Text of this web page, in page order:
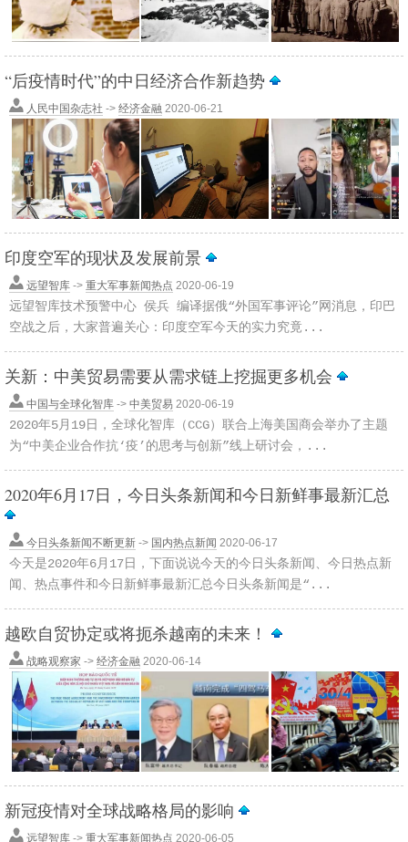
“后疫情时代”的中日经济合作新趋势
人民中国杂志社 -> 经济金融 2020-06-21
印度空军的现状及发展前景
远望智库 -> 重大军事新闻热点 2020-06-19
远望智库技术预警中心 侯兵 编译据俄“外国军事评论”网消息，印巴
空战之后，大家普遍关心：印度空军今天的实力究竟...
关新：中美贸易需要从需求链上挖掘更多机会
中国与全球化智库 -> 中美贸易 2020-06-19
2020年5月19日，全球化智库（CCG）联合上海美国商会举办了主题
为“中美企业合作抗‘疫’的思考与创新”线上研讨会，...
2020年6月17日，今日头条新闻和今日新鲜事最新汇总
今日头条新闻不断更新 -> 国内热点新闻 2020-06-17
今天是2020年6月17日，下面说说今天的今日头条新闻、今日热点新
闻、热点事件和今日新鲜事最新汇总今日头条新闻是“...
越欧自贸协定或将扼杀越南的未来！
战略观察家 -> 经济金融 2020-06-14
新冠疫情对全球战略格局的影响
远望智库 -> 重大军事新闻热点 2020-06-05